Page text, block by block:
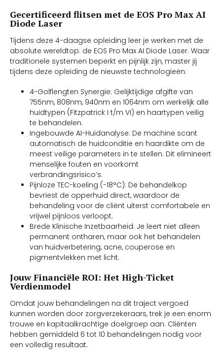
Gecertificeerd flitsen met de EOS Pro Max AI
Diode Laser
Tijdens deze 4-daagse opleiding leer je werken met de
absolute wereldtop: de EOS Pro Max AI Diode Laser. Waar
traditionele systemen beperkt en pijnlijk zijn, master jij
tijdens deze opleiding de nieuwste technologieën:
4-Golflengten Synergie: Gelijktijdige afgifte van
755nm, 808nm, 940nm en 1064nm om werkelijk alle
huidtypen (Fitzpatrick I t/m VI) en haartypen veilig
te behandelen.
Ingebouwde AI-Huidanalyse: De machine scant
automatisch de huidconditie en haardikte om de
meest veilige parameters in te stellen. Dit elimineert
menselijke fouten en voorkomt
verbrandingsrisico’s.
Pijnloze TEC-koeling (-18°C): De behandelkop
bevriest de opperhuid direct, waardoor de
behandeling voor de cliënt uiterst comfortabele en
vrijwel pijnloos verloopt.
Brede Klinische Inzetbaarheid: Je leert niet alleen
permanent ontharen, maar ook het behandelen
van huidverbetering, acne, couperose en
pigmentvlekken met licht.
Jouw Financiële ROI: Het High-Ticket
Verdienmodel
Omdat jouw behandelingen na dit traject vergoed
kunnen worden door zorgverzekeraars, trek je een enorm
trouwe en kapitaalkrachtige doelgroep aan. Cliënten
hebben gemiddeld 6 tot 10 behandelingen nodig voor
een volledig resultaat.